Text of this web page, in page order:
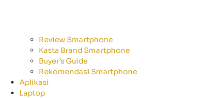
Review Smartphone
Kasta Brand Smartphone
Buyer’s Guide
Rekomendasi Smartphone
Aplikasi
Laptop